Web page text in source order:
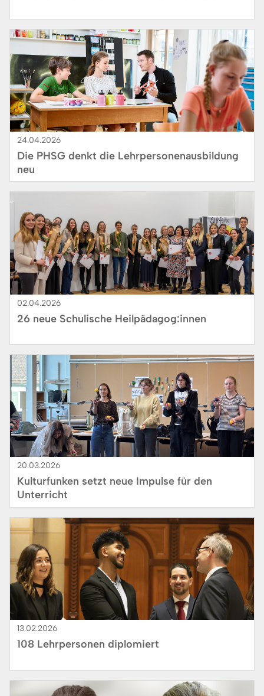
Bild
24.04.2026
Die PHSG denkt die Lehrpersonenausbildung
neu
02.04.2026
26 neue Schulische Heilpädagog:innen
Bild
20.03.2026
Kulturfunken setzt neue Impulse für den
Unterricht
Bild
13.02.2026
108 Lehrpersonen diplomiert